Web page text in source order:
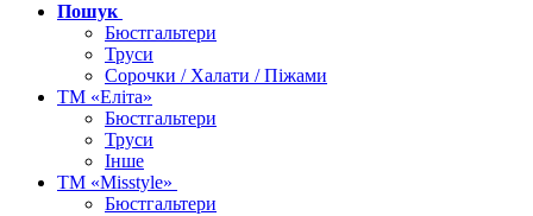
Пошук
Бюстгальтери
Труси
Сорочки / Халати / Піжами
ТМ «Еліта»
Бюстгальтери
Труси
Інше
ТМ «Misstyle»
Бюстгальтери